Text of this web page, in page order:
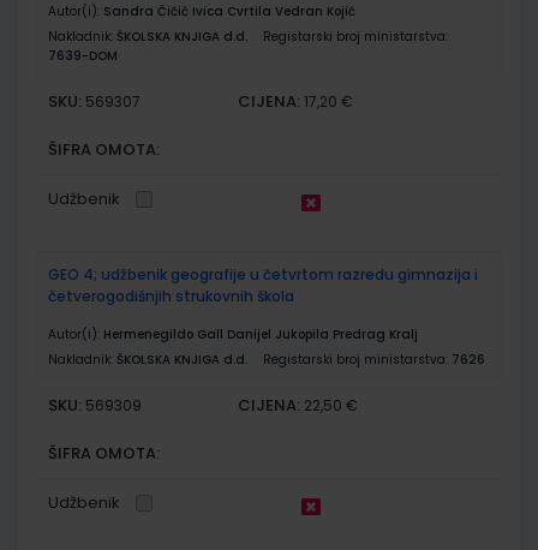
Autor(i): Sandra Čičić Ivica Cvrtila Vedran Kojić
Nakladnik: ŠKOLSKA KNJIGA d.d.
Registarski broj ministarstva:
7639-DOM
SKU: 569307 CIJENA: 17,20 €
ŠIFRA OMOTA:
Udžbenik
GEO 4; udžbenik geografije u četvrtom razredu gimnazija i
četverogodišnjih strukovnih škola
Autor(i): Hermenegildo Gall Danijel Jukopila Predrag Kralj
Nakladnik: ŠKOLSKA KNJIGA d.d. Registarski broj ministarstva: 7626
SKU: 569309 CIJENA: 22,50 €
ŠIFRA OMOTA:
Udžbenik